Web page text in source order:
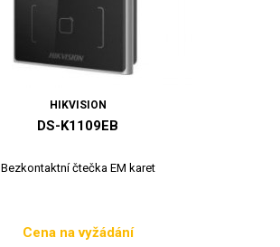
HIKVISION
DS-K1109EB
Bezkontaktní čtečka EM karet
Cena
Cena na vyžádání